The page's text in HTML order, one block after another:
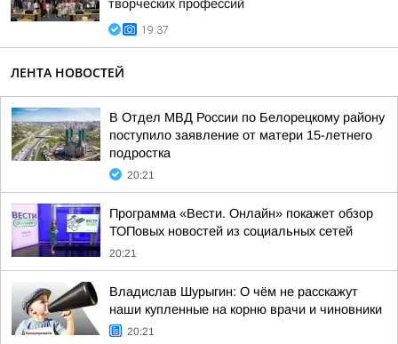
творческих профессий
19:37
ЛЕНТА НОВОСТЕЙ
В Отдел МВД России по Белорецкому району
поступило заявление от матери 15-летнего
подростка
20:21
Программа «Вести. Онлайн» покажет обзор
ТОПовых новостей из социальных сетей
20:21
Владислав Шурыгин: О чём не расскажут
наши купленные на корню врачи и чиновники
20:21